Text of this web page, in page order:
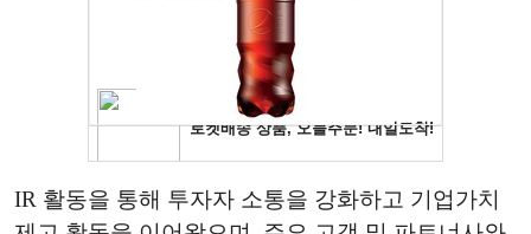
IR 활동을 통해 투자자 소통을 강화하고 기업가치